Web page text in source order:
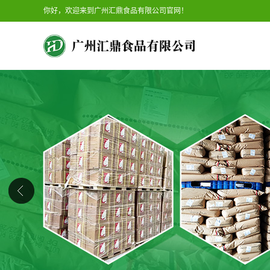
你好，欢迎来到广州汇鼎食品有限公司官网！